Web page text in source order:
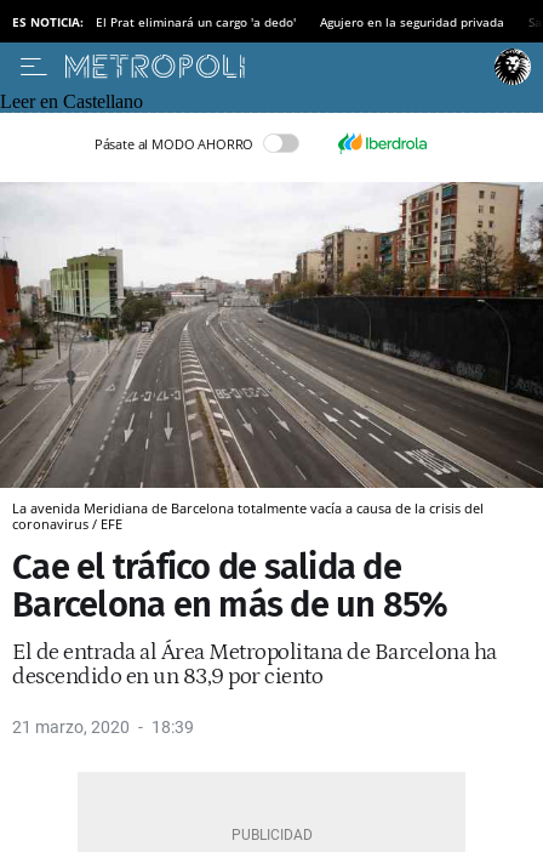
ES NOTICIA: El Prat eliminará un cargo 'a dedo' Agujero en la seguridad privada
Leer en Castellano
Pásate al MODO AHORRO
La avenida Meridiana de Barcelona totalmente vacía a causa de la crisis del
coronavirus / EFE
Cae el tráfico de salida de
Barcelona en más de un 85%
El de entrada al Área Metropolitana de Barcelona ha
descendido en un 83,9 por ciento
21 marzo, 2020 18:39